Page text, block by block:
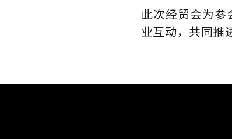
此次经贸会为参
业互动，共同推